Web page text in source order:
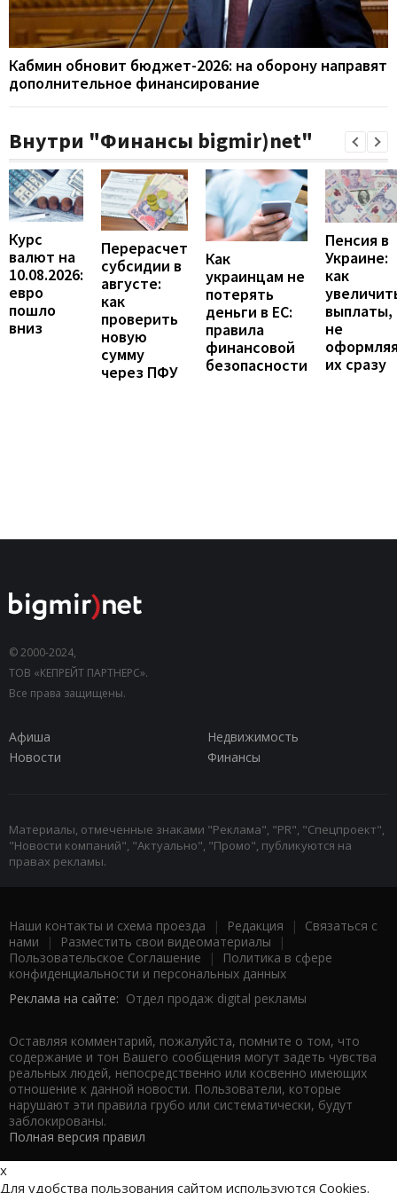
Кабмин обновит бюджет-2026: на оборону направят
дополнительное финансирование
Внутри "Финансы bigmir)net"
Курс
валют на
10.08.2026:
евро
пошло
вниз
Перерасчет
субсидии в
августе:
как
проверить
новую
сумму
через ПФУ
Как
украинцам не
потерять
деньги в ЕС:
правила
финансовой
безопасности
Пенсия в
Украине:
как
выплаты,
не
их сразу
© 2000-2024,
ТОВ «КЕПРЕЙТ ПАРТНЕРС».
Все права защищены.
Афиша
Недвижимость
Новости
Финансы
Материалы, отмеченные знаками "Реклама", "PR", "Спецпроект",
"Новости компаний", "Актуально", "Промо", публикуются на
правах рекламы.
Наши контакты и схема проезда | Редакция | Связаться с
нами | Разместить свои видеоматериалы |
Пользовательское Соглашение |
Политика в сфере
конфиденциальности и персональных данных
Реклама на сайте: Отдел продаж digital рекламы
Оставляя комментарий, пожалуйста, помните о том, что
содержание и тон Вашего сообщения могут задеть чувства
реальных людей, непосредственно или косвенно имеющих
отношение к данной новости. Пользователи, которые
нарушают эти правила грубо или систематически, будут
заблокированы.
Полная версия правил
x
Для удобства пользования сайтом используются Cookies.